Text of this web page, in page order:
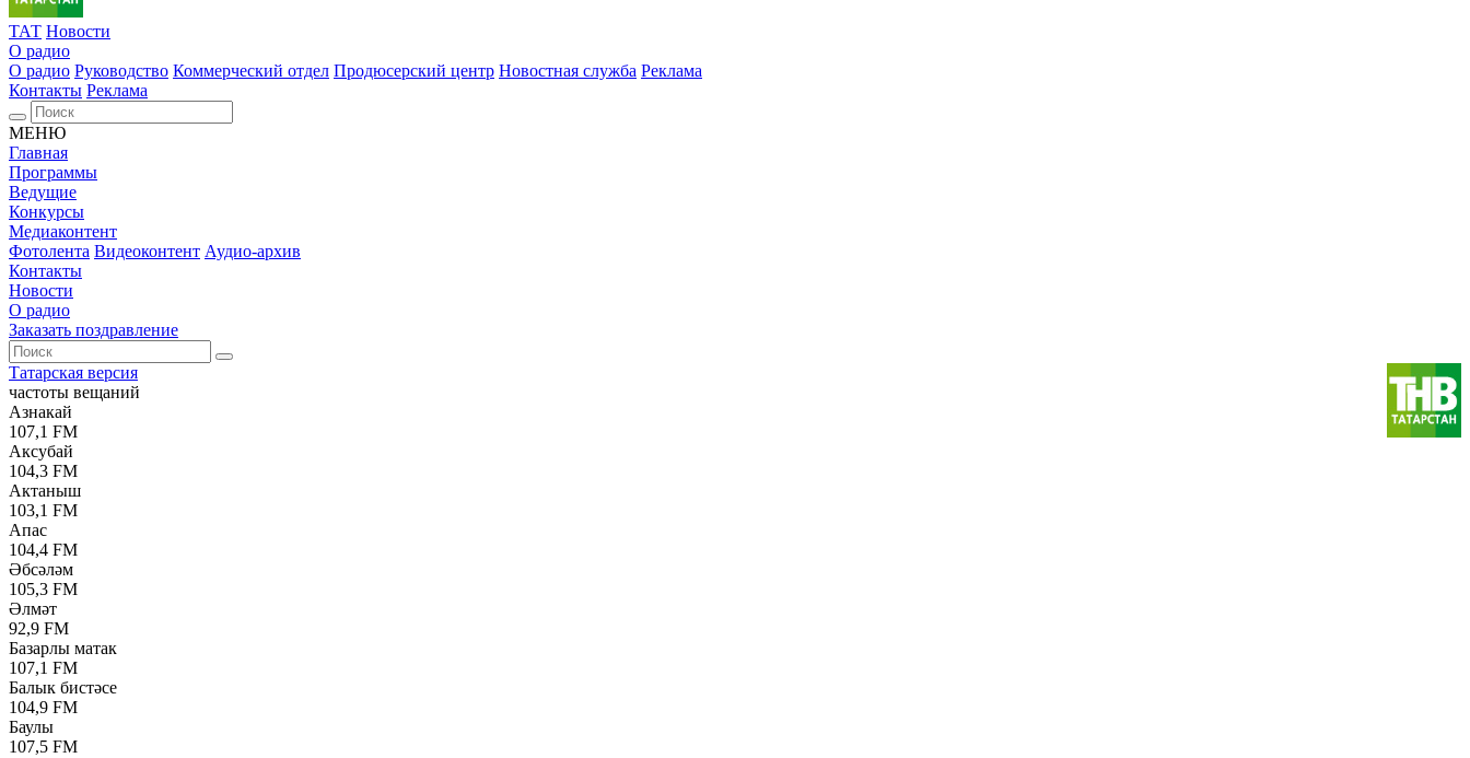
ТАТ Новости
О радио
О радио Руководство Коммерческий отдел Продюсерский центр Новостная служба Реклама
Контакты Реклама
МЕНЮ
Главная
Программы
Ведущие
Конкурсы
Медиаконтент
Фотолента Видеоконтент Аудио-архив
Контакты
Новости
О радио
Заказать поздравление
Татарская версия
частоты вещаний
Азнакай
107,1 FM
Аксубай
104,3 FM
Актаныш
103,1 FM
Апас
104,4 FM
Әбсәләм
105,3 FM
Әлмәт
92,9 FM
Базарлы матак
107,1 FM
Балык бистәсе
104,9 FM
Баулы
107,5 FM